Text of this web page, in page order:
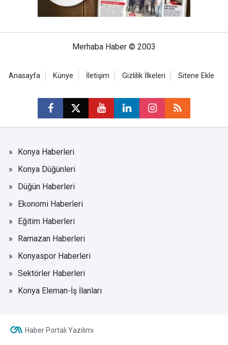
Merhaba Haber © 2003
Anasayfa Künye İletişim Gizlilik İlkeleri Sitene Ekle
Konya Haberleri
Konya Düğünleri
Düğün Haberleri
Ekonomi Haberleri
Eğitim Haberleri
Ramazan Haberleri
Konyaspor Haberleri
Sektörler Haberleri
Konya Eleman-İş İlanları
Haber Portalı Yazılımı